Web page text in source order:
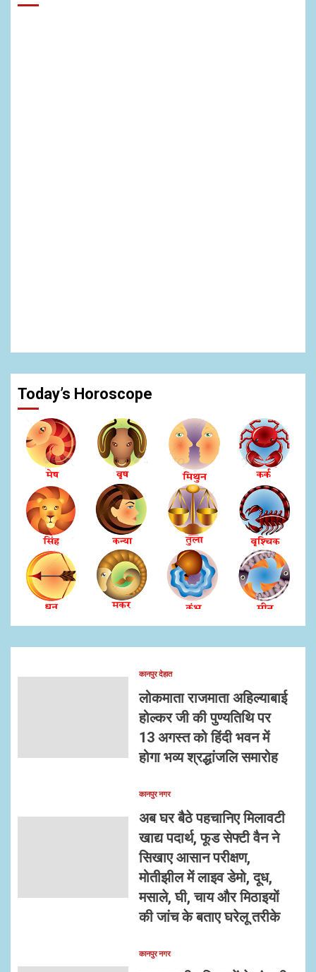
Today’s Horoscope
कानपुर देहात
लोकमाता राजमाता अहिल्याबाई
होल्कर जी की पुण्यतिथि पर
13 अगस्त को हिंदी भवन में
होगा भव्य श्रद्धांजलि समारोह
कानपुर नगर
अब घर बैठे पहचानिए मिलावटी
खाद्य पदार्थ, फूड सेफ्टी वैन ने
सिखाए आसान परीक्षण,
मोतीझील में लाइव डेमो, दूध,
मसाले, घी, चाय और मिठाइयों
की जांच के बताए घरेलू तरीके
कानपुर नगर